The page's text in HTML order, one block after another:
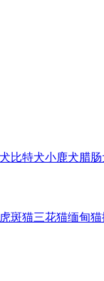
比特犬小鹿犬腊肠
虎斑猫三花猫缅甸猫